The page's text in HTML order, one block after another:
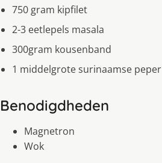
750 gram kipfilet
2-3 eetlepels masala
300gram kousenband
1 middelgrote surinaamse peper
Benodigdheden
Magnetron
Wok